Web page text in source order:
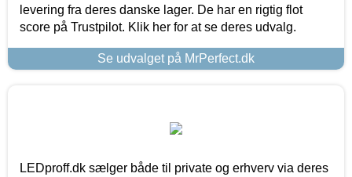
levering fra deres danske lager. De har en rigtig flot
score på Trustpilot. Klik her for at se deres udvalg.
Se udvalget på MrPerfect.dk
LEDproff.dk sælger både til private og erhverv via deres